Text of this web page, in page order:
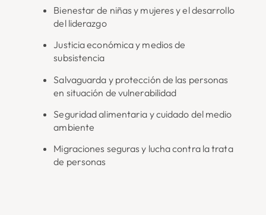
Bienestar de niñas y mujeres y el desarrollo
del liderazgo
Justicia económica y medios de
subsistencia
Salvaguarda y protección de las personas
en situación de vulnerabilidad
Seguridad alimentaria y cuidado del medio
ambiente
Migraciones seguras y lucha contra la trata
de personas